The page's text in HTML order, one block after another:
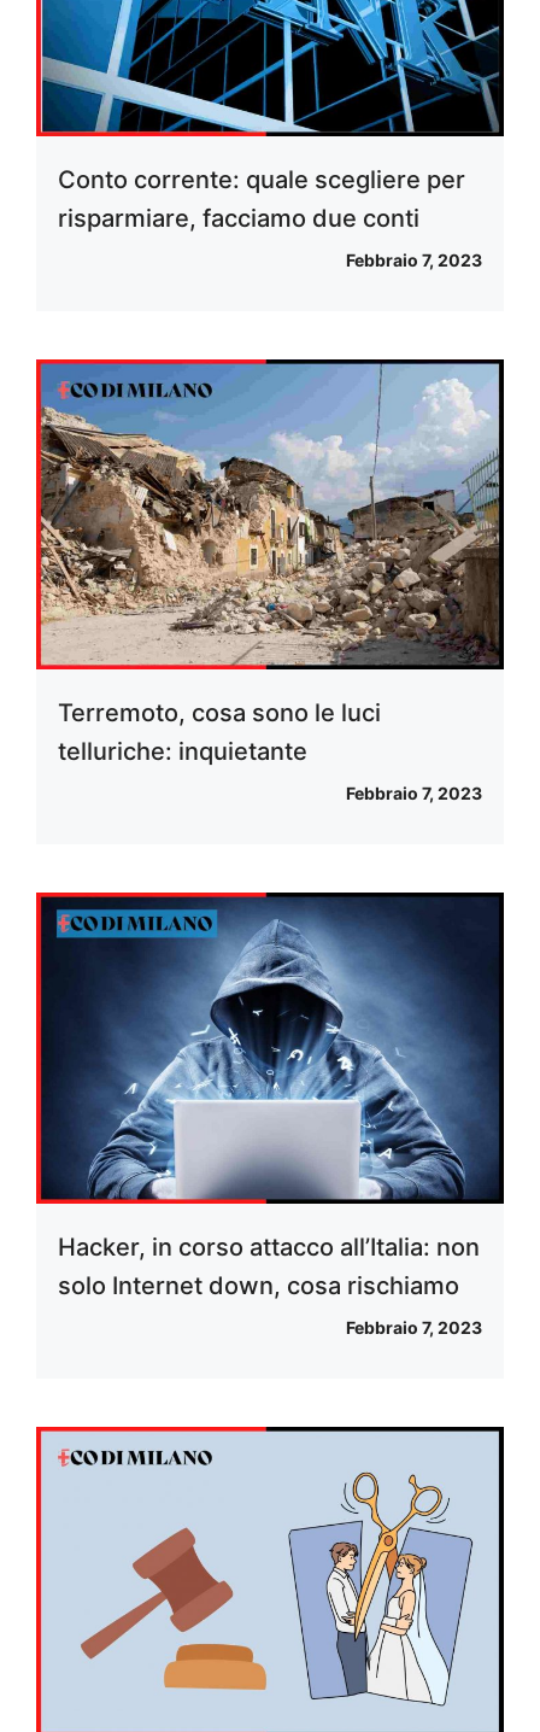
Conto corrente: quale scegliere per
risparmiare, facciamo due conti
Febbraio 7, 2023
Terremoto, cosa sono le luci
telluriche: inquietante
Febbraio 7, 2023
Hacker, in corso attacco all’Italia: non
solo Internet down, cosa rischiamo
Febbraio 7, 2023